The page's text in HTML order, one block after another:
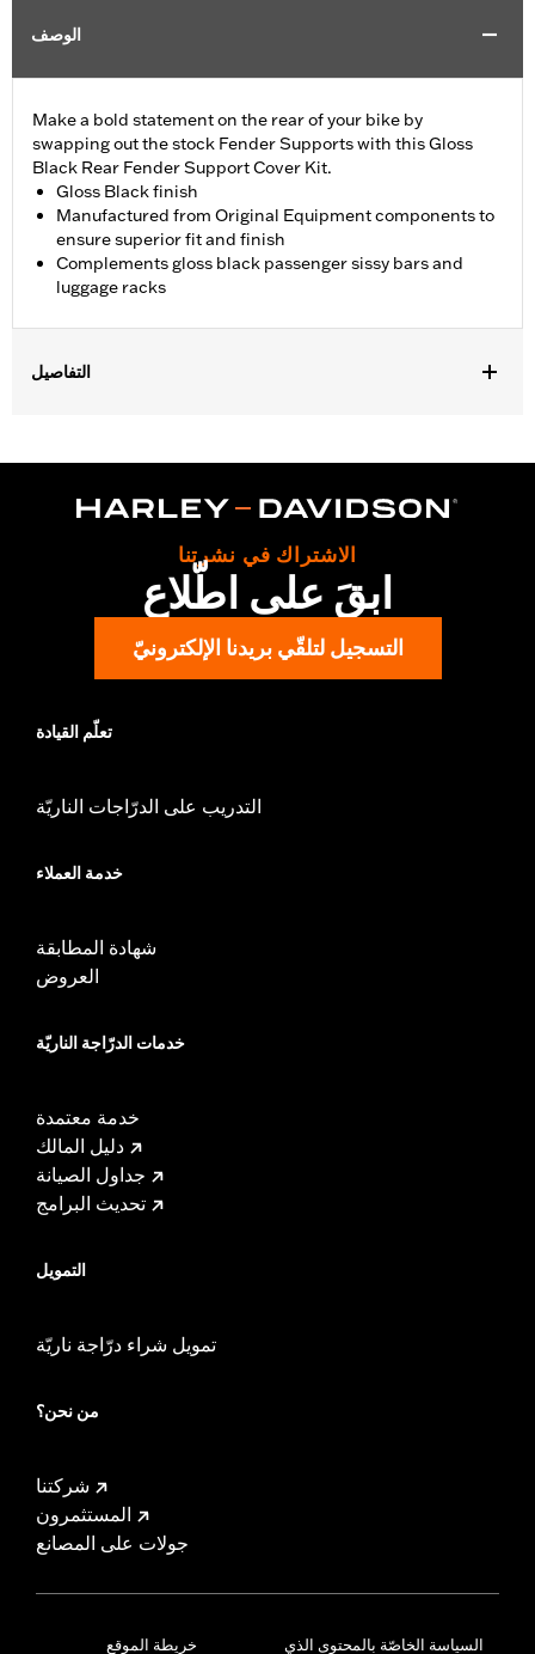
الوصف
Make a bold statement on the rear of your bike by
swapping out the stock Fender Supports with this Gloss
Black Rear Fender Support Cover Kit.
Gloss Black finish
Manufactured from Original Equipment components to
ensure superior fit and finish
Complements gloss black passenger sissy bars and
luggage racks
التفاصيل
In the Box: Left and right fender support covers, mounting
hardware and installation instructions
1 year limited warranty – Go to
www.h-
for full details
الاشتراك في نشرتنا
ابقَ على اطّلاع
التسجيل لتلقّي بريدنا الإلكترونيّ
تعلّم القيادة
التدريب على الدرّاجات الناريّة
خدمة العملاء
شهادة المطابقة
العروض
خدمات الدرّاجة الناريّة
خدمة معتمدة
دليل المالك
جداول الصيانة
تحديث البرامج
التمويل
تمويل شراء درّاجة ناريّة
من نحن؟
شركتنا
المستثمرون
جولات على المصانع
خريطة الموقع السياسة الخاصّة بالمحتوى الذي